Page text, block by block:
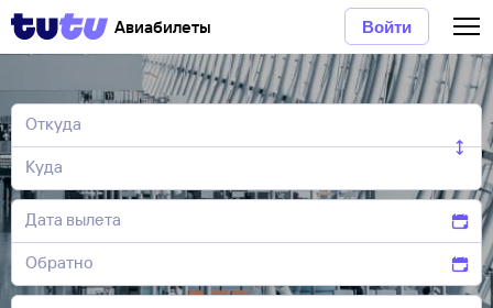
Авиабилеты Войти